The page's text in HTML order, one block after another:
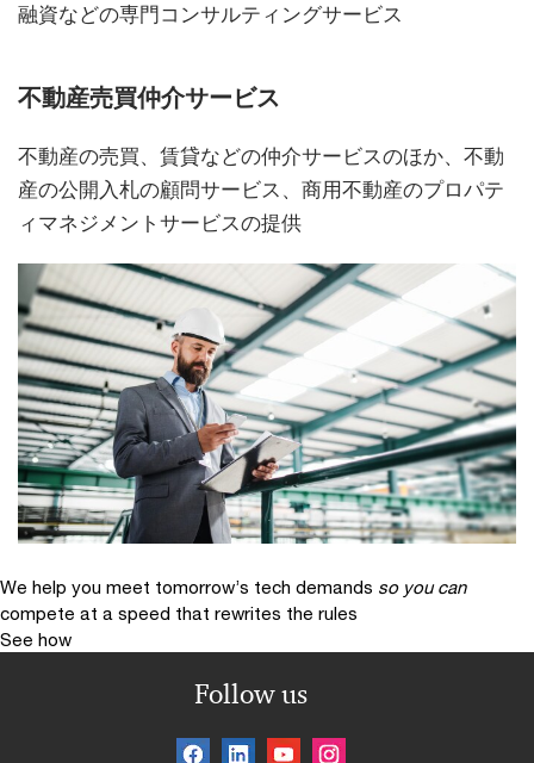
融資などの専門コンサルティングサービス
不動産売買仲介サービス
不動産の売買、賃貸などの仲介サービスのほか、不動
産の公開入札の顧問サービス、商用不動産のプロパテ
ィマネジメントサービスの提供
We help you meet tomorrow’s tech demands so you can
compete at a speed that rewrites the rules
See how
Follow us